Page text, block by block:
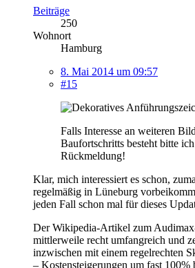
Beiträge
250
Wohnort
Hamburg
8. Mai 2014 um 09:57
#15
Falls Interesse an weiteren
Baufortschritts besteht bitte
Rückmeldung!
Klar, mich interessiert es schon,
regelmäßig in Lüneburg
jeden Fall schon mal für dieses
Der Wikipedia-Artikel zum
mittlerweile recht umfangreich und
inzwischen mit einem regelrechten
– Kostensteigerungen um fast 100%